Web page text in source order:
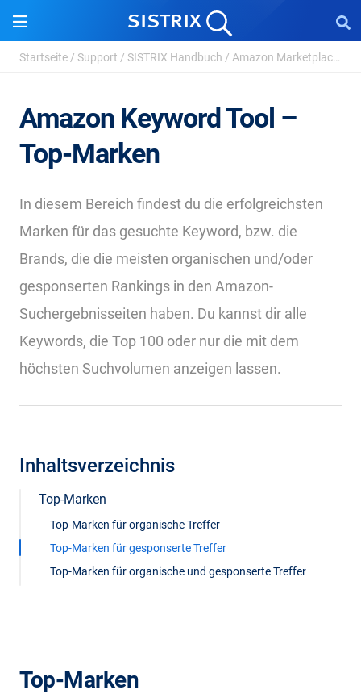
Startseite / Support / SISTRIX Handbuch / Amazon Marketplace /
Amazon Keyword Tool –
Top-Marken
In diesem Bereich findest du die erfolgreichsten
Marken für das gesuchte Keyword, bzw. die
Brands, die die meisten organischen und/oder
gesponserten Rankings in den Amazon-
Suchergebnisseiten haben. Du kannst dir alle
Keywords, die Top 100 oder nur die mit dem
höchsten Suchvolumen anzeigen lassen.
Inhaltsverzeichnis
Top-Marken
Top-Marken für organische Treffer
Top-Marken für gesponserte Treffer
Top-Marken für organische und gesponserte Treffer
Top-Marken